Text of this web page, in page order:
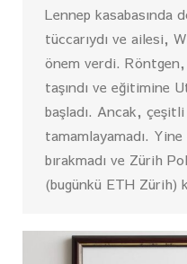
Lennep kasabasında
tüccarıydı ve ailesi,
önem verdi.
taşındı ve eğitimine
başladı. Ancak,
tamamlayamadı.
bırakmadı ve Zürih
(bugünkü ETH Zürih)